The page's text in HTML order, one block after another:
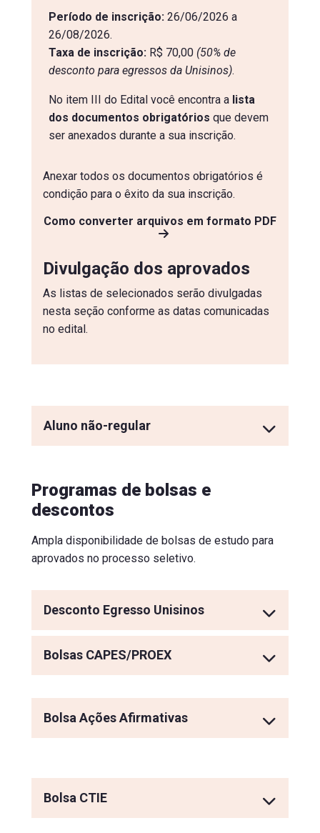
Período de inscrição: 26/06/2026 a
26/08/2026.
Taxa de inscrição: R$ 70,00 (50% de
desconto para egressos da Unisinos).
No item III do Edital você encontra a lista
dos documentos obrigatórios que devem
ser anexados durante a sua inscrição.
Anexar todos os documentos obrigatórios é
condição para o êxito da sua inscrição.
Como converter arquivos em formato PDF
Divulgação dos aprovados
As listas de selecionados serão divulgadas
nesta seção conforme as datas comunicadas
no edital.
Aluno não-regular
Programas de bolsas e
descontos
Ampla disponibilidade de bolsas de estudo para
aprovados no processo seletivo.
Desconto Egresso Unisinos
Bolsas CAPES/PROEX
Bolsa Ações Afirmativas
Bolsa CTIE